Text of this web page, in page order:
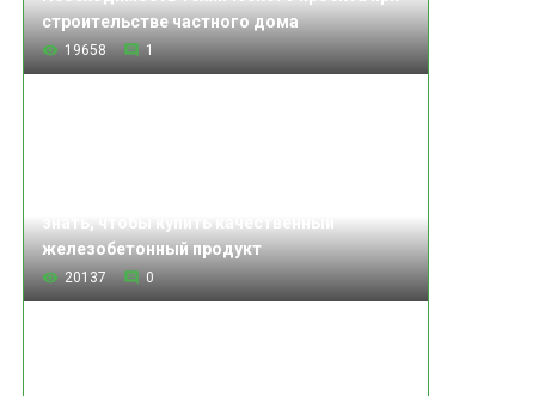
строительстве частного дома
19658 1
железобетонный продукт
20137 0